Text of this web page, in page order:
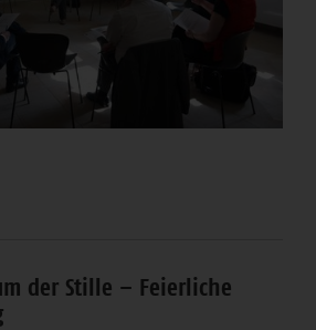
der Stille – Feierliche